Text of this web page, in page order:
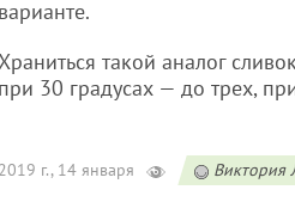
варианте.
такой аналог
при 30 градусах — до трех,
2019 г., 14 января Виктория